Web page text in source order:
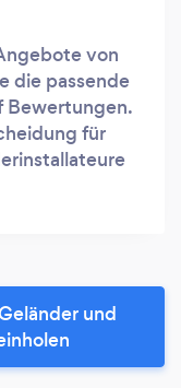
von
die passende
Bewertungen.
für
und